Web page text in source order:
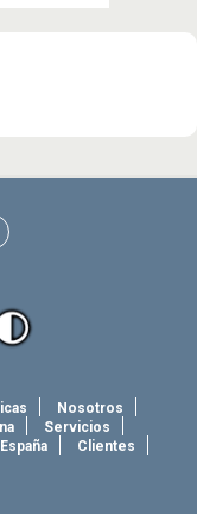
Nosotros
Servicios
Clientes